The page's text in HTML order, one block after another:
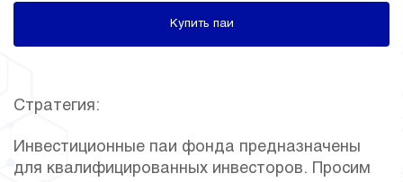
Купить паи
Стратегия:
Инвестиционные паи фонда предназначены
для квалифицированных инвесторов. Просим